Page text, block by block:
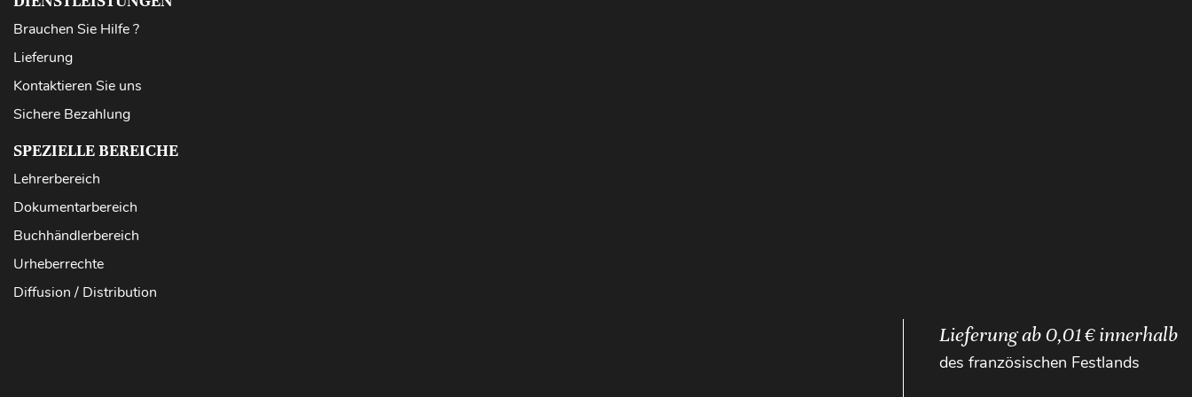
Brauchen Sie Hilfe ?
Lieferung
Kontaktieren Sie uns
Sichere Bezahlung
SPEZIELLE BEREICHE
Lehrerbereich
Dokumentarbereich
Buchhändlerbereich
Urheberrechte
Diffusion / Distribution
Lieferung ab 0,01 € innerhalb
des französischen Festlands